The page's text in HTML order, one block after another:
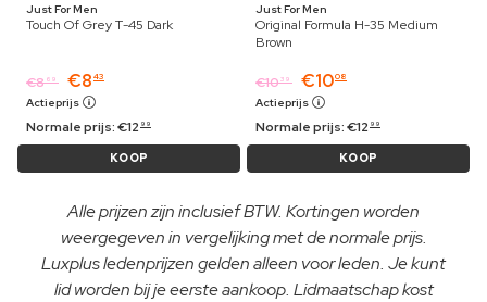
Just For Men
Touch Of Grey T-45 Dark
€8 69 €8 43
Actieprijs
Normale prijs:€12 99
KOOP
Just For Men
Original Formula H-35 Medium
Brown
€1039 €1008
Actieprijs
Normale prijs:€12 99
KOOP
Alle prijzen zijn inclusief BTW. Kortingen worden
weergegeven in vergelijking met de normale prijs.
Luxplus ledenprijzen gelden alleen voor leden. Je kunt
lid worden bij je eerste aankoop. Lidmaatschap kost